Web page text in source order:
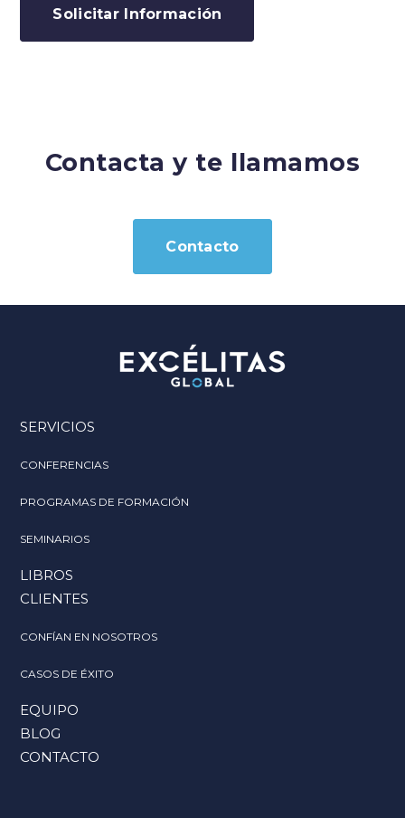
Solicitar Información
Contacta y te llamamos
Contacto
SERVICIOS
CONFERENCIAS
PROGRAMAS DE FORMACIÓN
SEMINARIOS
LIBROS
CLIENTES
CONFÍAN EN NOSOTROS
CASOS DE ÉXITO
EQUIPO
BLOG
CONTACTO